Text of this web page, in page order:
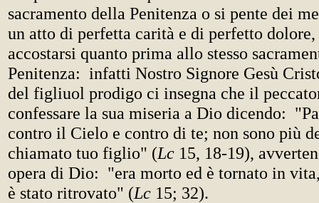
sacramento della Penitenza o si pente dei
un atto di perfetta carità e di perfetto
accostarsi quanto prima allo stesso
Penitenza: infatti Nostro Signore Gesù
del figliuol prodigo ci insegna che il
confessare la sua miseria a Dio dicendo:
contro il Cielo e contro di te; non sono più
chiamato tuo figlio" (Lc 15, 18-19),
opera di Dio: "era morto ed è tornato in
è stato ritrovato" (Lc 15; 32).